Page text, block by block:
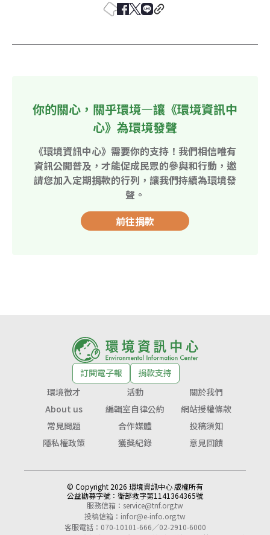
你的關心，關乎環境—讓《環境資訊中
心》為環境發聲
《環境資訊中心》需要你的支持！我們相信唯有
資訊公開普及，才能促成民眾的參與和行動，邀
請您加入定期捐款的行列，讓我們持續為環境發
聲。
前往捐款
訂閱電子報
捐款支持
環境徵才
活動
關於我們
About us
編輯室自律公約
網站授權條款
常見問題
合作媒體
投稿須知
隱私權政策
獲獎紀錄 意見回饋
© Copyright 2026 環境資訊中心 版權所有
公益勸募字號： 衛部救字第1141364365號
服務信箱： service@tnf.org.tw
投稿信箱： infor@e-info.org.tw
客服電話：070-10101-666／02-2910-6000